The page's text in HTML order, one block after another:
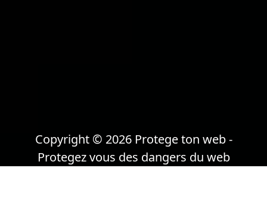
Copyright © 2026 Protege ton web -
Protegez vous des dangers du web